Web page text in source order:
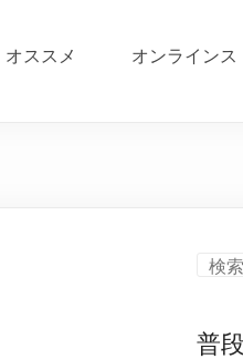
オススメ オンラインス
普